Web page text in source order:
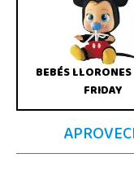
BEBÉS
FRIDAY